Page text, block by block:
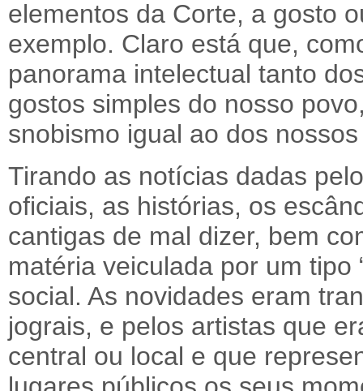
elementos da Corte, a gosto
exemplo. Claro está que,
panorama intelectual tanto
gostos simples do nosso
snobismo igual ao dos
Tirando as notícias dadas
oficiais, as histórias, os
cantigas de mal dizer, bem
matéria veiculada por um tipo
social. As novidades eram
jograis, e pelos artistas que
central ou local e que